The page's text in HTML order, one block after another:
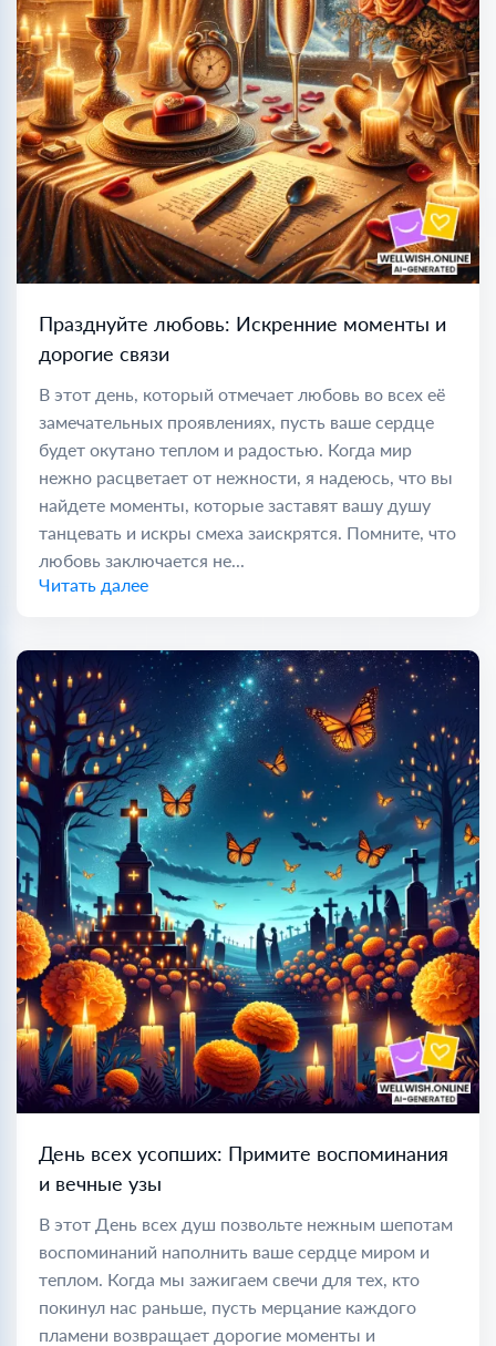
Празднуйте любовь: Искренние моменты и
дорогие связи
В этот день, который отмечает любовь во всех её
замечательных проявлениях, пусть ваше сердце
будет окутано теплом и радостью. Когда мир
нежно расцветает от нежности, я надеюсь, что вы
найдете моменты, которые заставят вашу душу
танцевать и искры смеха заискрятся. Помните, что
любовь заключается не...
Читать далее
День всех усопших: Примите воспоминания
и вечные узы
В этот День всех душ позвольте нежным шепотам
воспоминаний наполнить ваше сердце миром и
теплом. Когда мы зажигаем свечи для тех, кто
покинул нас раньше, пусть мерцание каждого
пламени возвращает дорогие моменты и